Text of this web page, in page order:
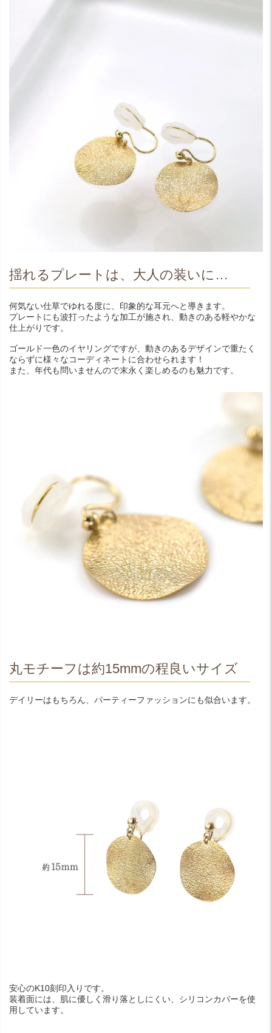
揺れるプレートは、大人の装いに…
何気ない仕草でゆれる度に、印象的な耳元へと導きます。
プレートにも波打ったような加工が施され、動きのある軽やかな
仕上がりです。
ゴールド一色のイヤリングですが、動きのあるデザインで重たく
ならずに様々なコーディネートに合わせられます！
また、年代も問いませんので末永く楽しめるのも魅力です。
丸モチーフは約15mmの程良いサイズ
デイリーはもちろん、パーティーファッションにも似合います。
安心のK10刻印入りです。
装着面には、肌に優しく滑り落としにくい、シリコンカバーを使
用しています。